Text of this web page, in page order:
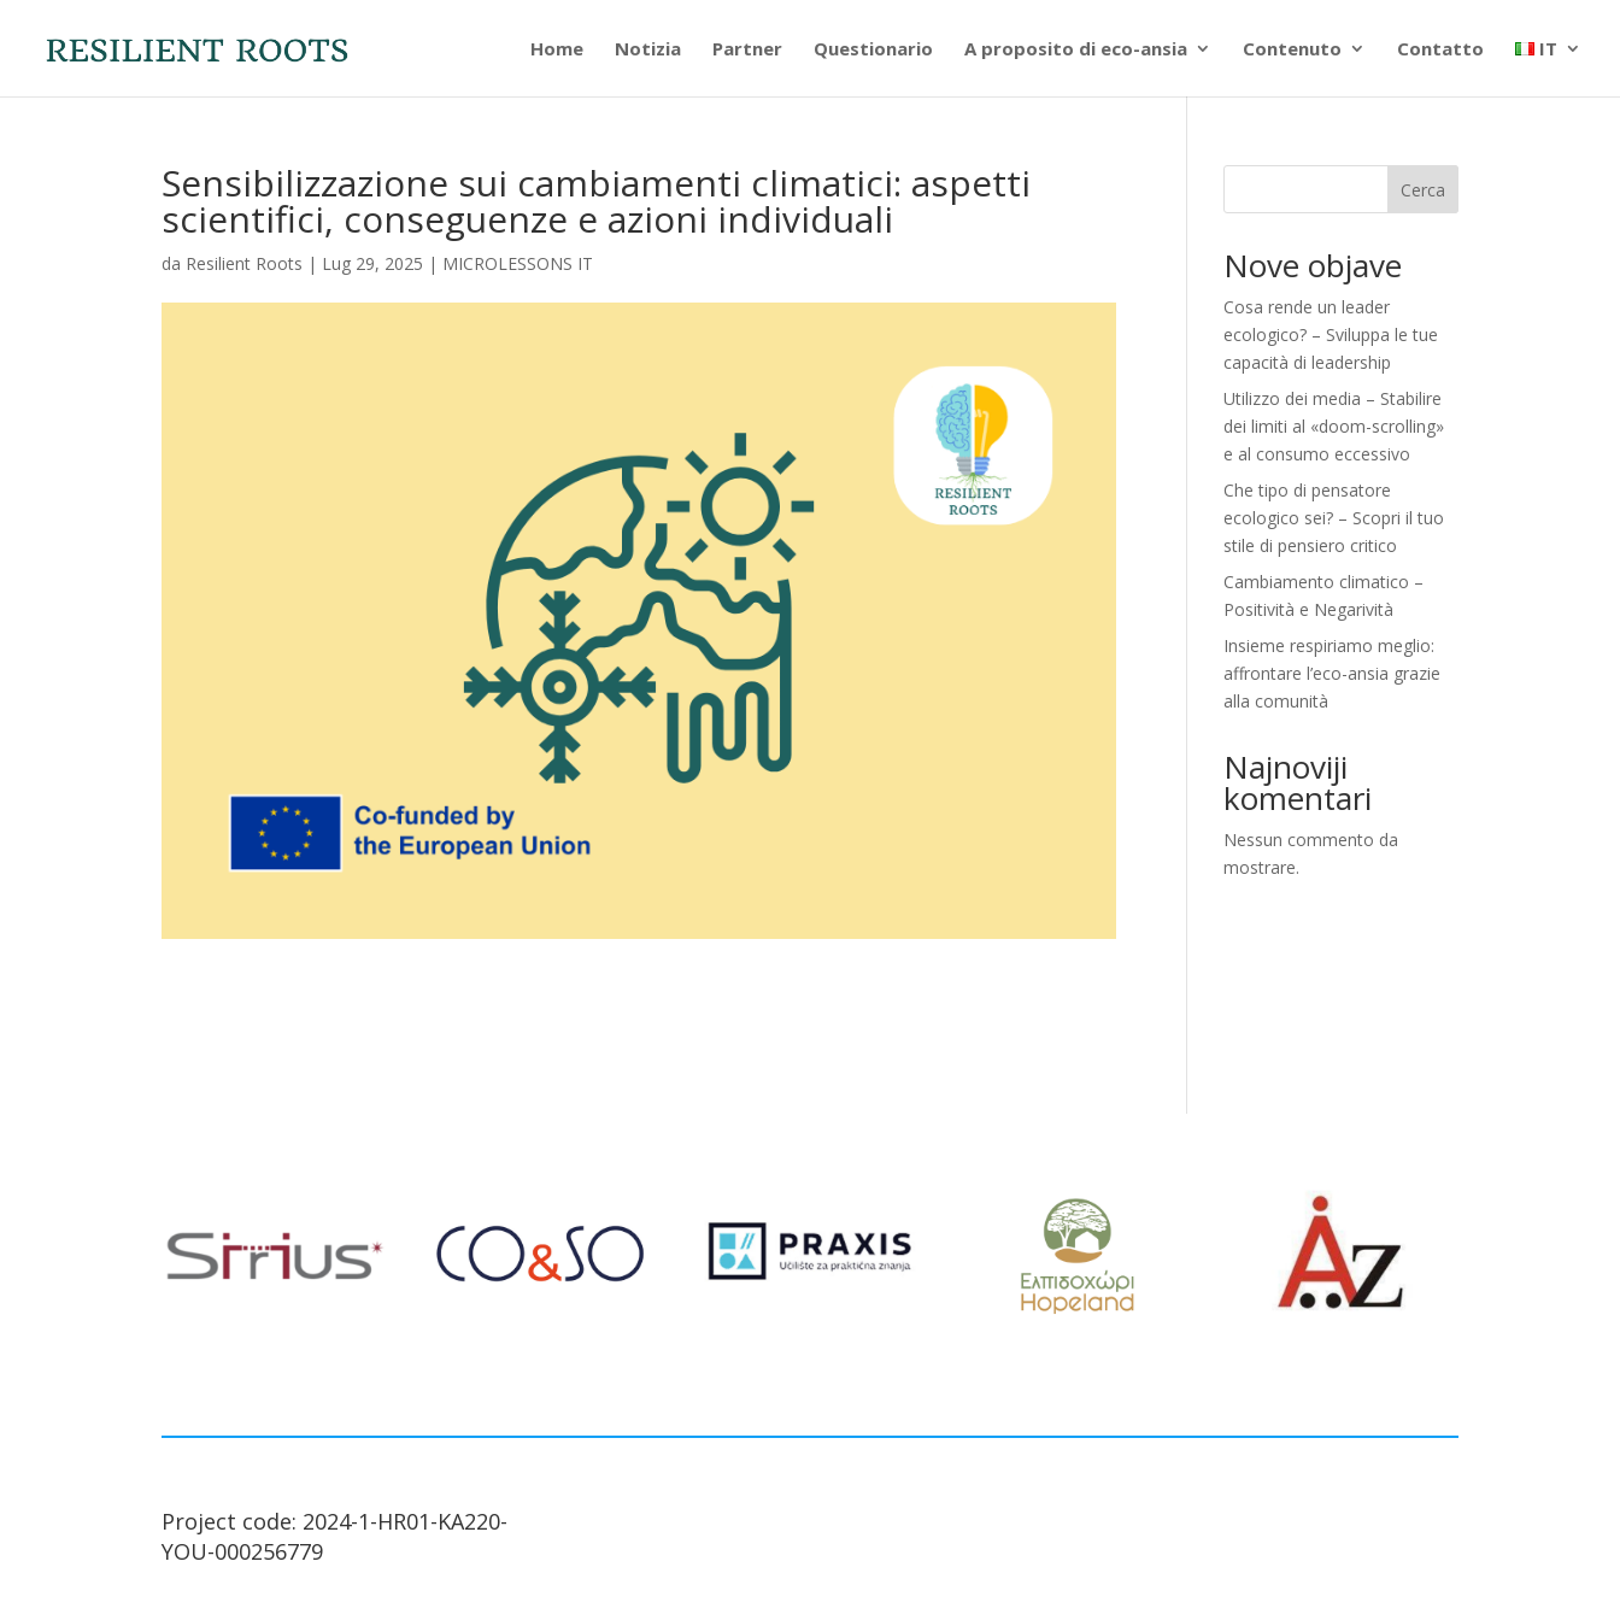
Home Notizia Partner Questionario A proposito di eco-ansia Contenuto Contatto IT
Sensibilizzazione sui cambiamenti climatici: aspetti
scientifici, conseguenze e azioni individuali
da Resilient Roots | Lug 29, 2025 | MICROLESSONS IT
Cerca
Nove objave
Cosa rende un leader
ecologico? – Sviluppa le tue
capacità di leadership
Utilizzo dei media – Stabilire
dei limiti al «doom-scrolling»
e al consumo eccessivo
Che tipo di pensatore
ecologico sei? – Scopri il tuo
stile di pensiero critico
Cambiamento climatico –
Positività e Negarività
Insieme respiriamo meglio:
affrontare l’eco-ansia grazie
alla comunità
Najnoviji
komentari
Nessun commento da
mostrare.
Project code: 2024-1-HR01-KA220-
YOU-000256779